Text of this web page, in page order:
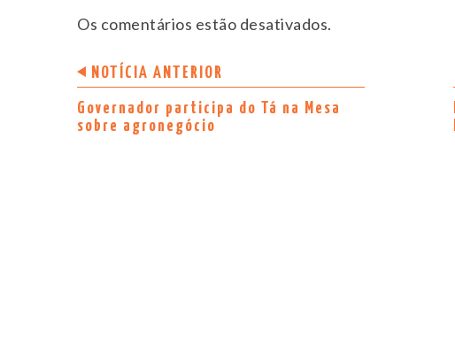
Os comentários estão desativados.
NOTÍCIA ANTERIOR
Governador participa do Tá na Mesa
sobre agronegócio